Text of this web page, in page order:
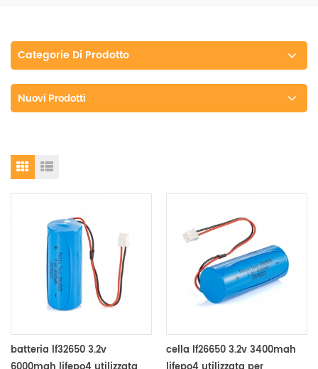
Categorie Di Prodotto
Nuovi Prodotti
batteria lf32650 3.2v
cella lf26650 3.2v 3400mah